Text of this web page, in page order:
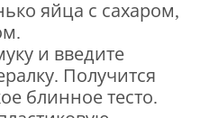
яйца с сахаром,
и введите
Получится
блинное тесто.